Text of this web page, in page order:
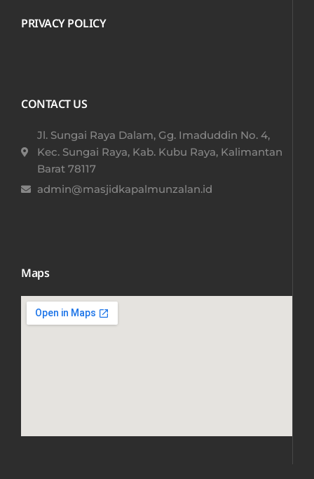
PRIVACY POLICY
CONTACT US
Jl. Sungai Raya Dalam, Gg. Imaduddin No. 4,
Kec. Sungai Raya, Kab. Kubu Raya, Kalimantan
Barat 78117​
admin@masjidkapalmunzalan.id
Maps